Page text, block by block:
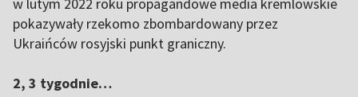
w lutym 2022 roku propagandowe media kremlowskie
pokazywały rzekomo zbombardowany przez
Ukraińców rosyjski punkt graniczny.
2, 3 tygodnie…